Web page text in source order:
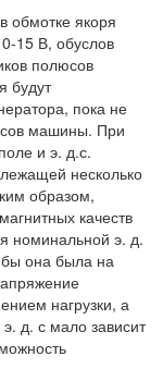
обмотке якоря
15 В, обуслов
полюсов
будут
пока не
машины. При
и э. д.с.
несколько
образом,
качеств
номинальной э. д.
бы она была на
нагрузки, а
д. с мало зависит